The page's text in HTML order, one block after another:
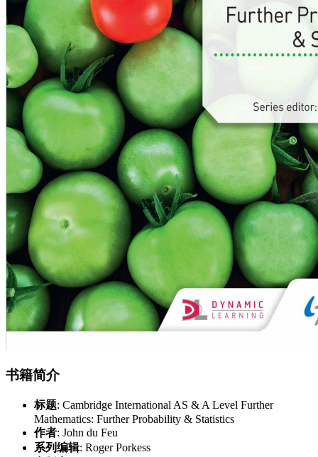
书籍简介
标题: Cambridge International AS & A Level Further
Mathematics: Further Probability & Statistics
作者: John du Feu
系列编辑: Roger Porkess